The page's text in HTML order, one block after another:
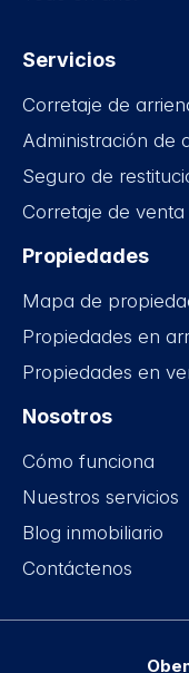
Servicios
Corretaje de
Administración de
Seguro de
Corretaje de venta
Propiedades
Mapa de
Propiedades en
Propiedades en
Nosotros
Cómo funciona
Nuestros servicios
Blog inmobiliario
Contáctenos